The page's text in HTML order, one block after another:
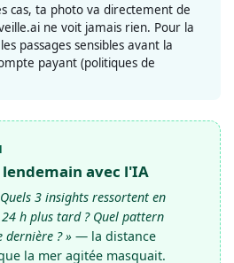
cas, ta photo va directement de
ne voit jamais rien. Pour la
passages sensibles avant la
payant (politiques de
avec l'IA
3 insights ressortent en
h plus tard ? Quel pattern
dernière ? »— la distance
la mer agitée masquait.